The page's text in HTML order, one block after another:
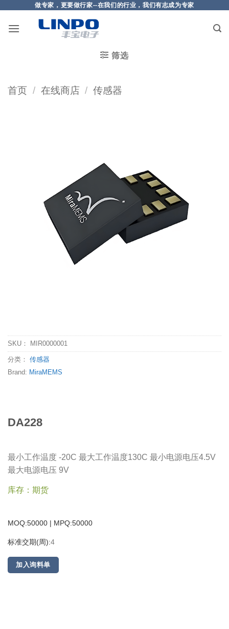
做专家，更要做行家--在我们的行业，我们有志成为专家
筛选
首页 / 在线商店 / 传感器
SKU： MIR0000001
分类： 传感器
Brand: MiraMEMS
DA228
最小工作温度 -20C 最大工作温度130C 最小电源电压4.5V
最大电源电压 9V
库存：期货
MOQ:50000 | MPQ:50000
标准交期(周):4
加入询料单